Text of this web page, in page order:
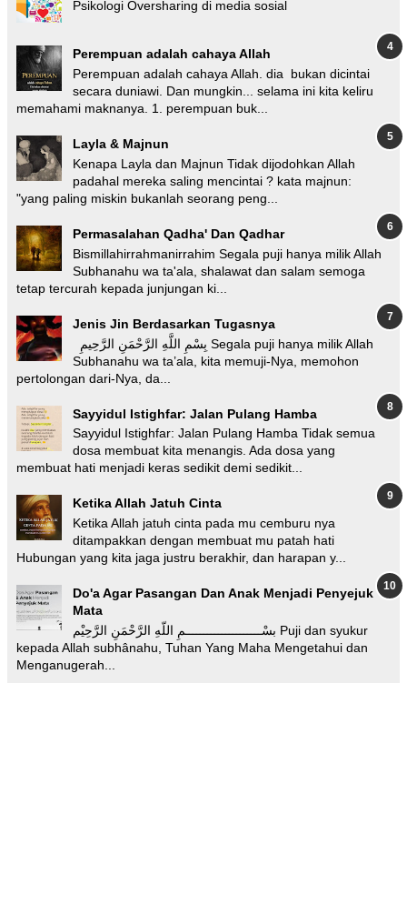
Psikologi Oversharing di media sosial
Perempuan adalah cahaya Allah
Perempuan adalah cahaya Allah. dia bukan dicintai
secara duniawi. Dan mungkin... selama ini kita keliru
memahami maknanya. 1. perempuan buk...
Layla & Majnun
Kenapa Layla dan Majnun Tidak dijodohkan Allah
padahal mereka saling mencintai ? kata majnun:
"yang paling miskin bukanlah seorang peng...
Permasalahan Qadha' Dan Qadhar
Bismillahirrahmanirrahim Segala puji hanya milik Allah
Subhanahu wa ta'ala, shalawat dan salam semoga
tetap tercurah kepada junjungan ki...
Jenis Jin Berdasarkan Tugasnya
Subhanahu wa ta’ala, kita memuji-Nya, memohon
pertolongan dari-Nya, da...
Sayyidul Istighfar: Jalan Pulang Hamba
Sayyidul Istighfar: Jalan Pulang Hamba Tidak semua
dosa membuat kita menangis. Ada dosa yang
membuat hati menjadi keras sedikit demi sedikit...
Ketika Allah Jatuh Cinta
Ketika Allah jatuh cinta pada mu cemburu nya
ditampakkan dengan membuat mu patah hati
Hubungan yang kita jaga justru berakhir, dan harapan y...
Do'a Agar Pasangan Dan Anak Menjadi Penyejuk
Mata
بسْـــــــــــــــــــــمِ اللّهِ الرَّحْمَنِ الرَّحِيْم Puji dan syukur
kepada Allah subhânahu, Tuhan Yang Maha Mengetahui dan
Menganugerah...